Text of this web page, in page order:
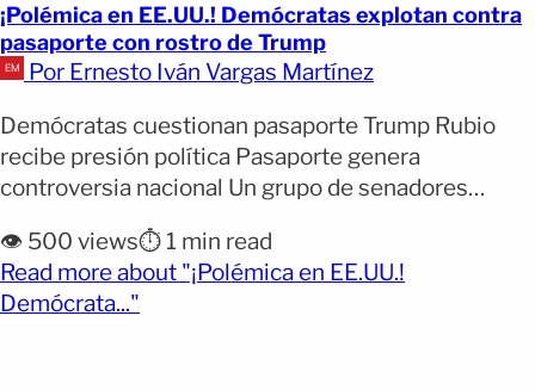
¡Polémica en EE.UU.! Demócratas explotan contra
pasaporte con rostro de Trump
Por Ernesto Iván Vargas Martínez
Demócratas cuestionan pasaporte Trump Rubio
recibe presión política Pasaporte genera
controversia nacional Un grupo de senadores
de Estados Unidos por los planes de emitir
pasaportes conmemorativos con el retrato del
presidente Donald Trump. Por qué importa: Los
👁️ 500 views⏱️ 1 min read
Read more about "¡Polémica en EE.UU.!
Demócrata..."